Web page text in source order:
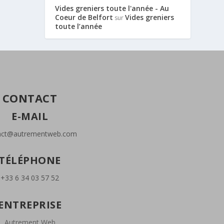
Vides greniers toute l'année - Au
Coeur de Belfort surVides greniers
toute l’année
CONTACT
E-MAIL
+33 6 34 03 57 52
Autrement Web